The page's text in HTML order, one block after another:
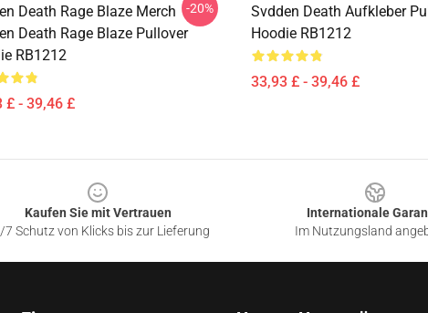
Death Rage Blaze Merch
Death Rage Blaze Pullover
RB1212
£ - 39,46 £
-20%
Svdden Death Aufkleber
Hoodie RB1212
33,93 £ - 39,46 £
Kaufen Sie mit Vertrauen
7 Schutz von Klicks bis zur Lieferung
Internationale
Im Nutzungsland